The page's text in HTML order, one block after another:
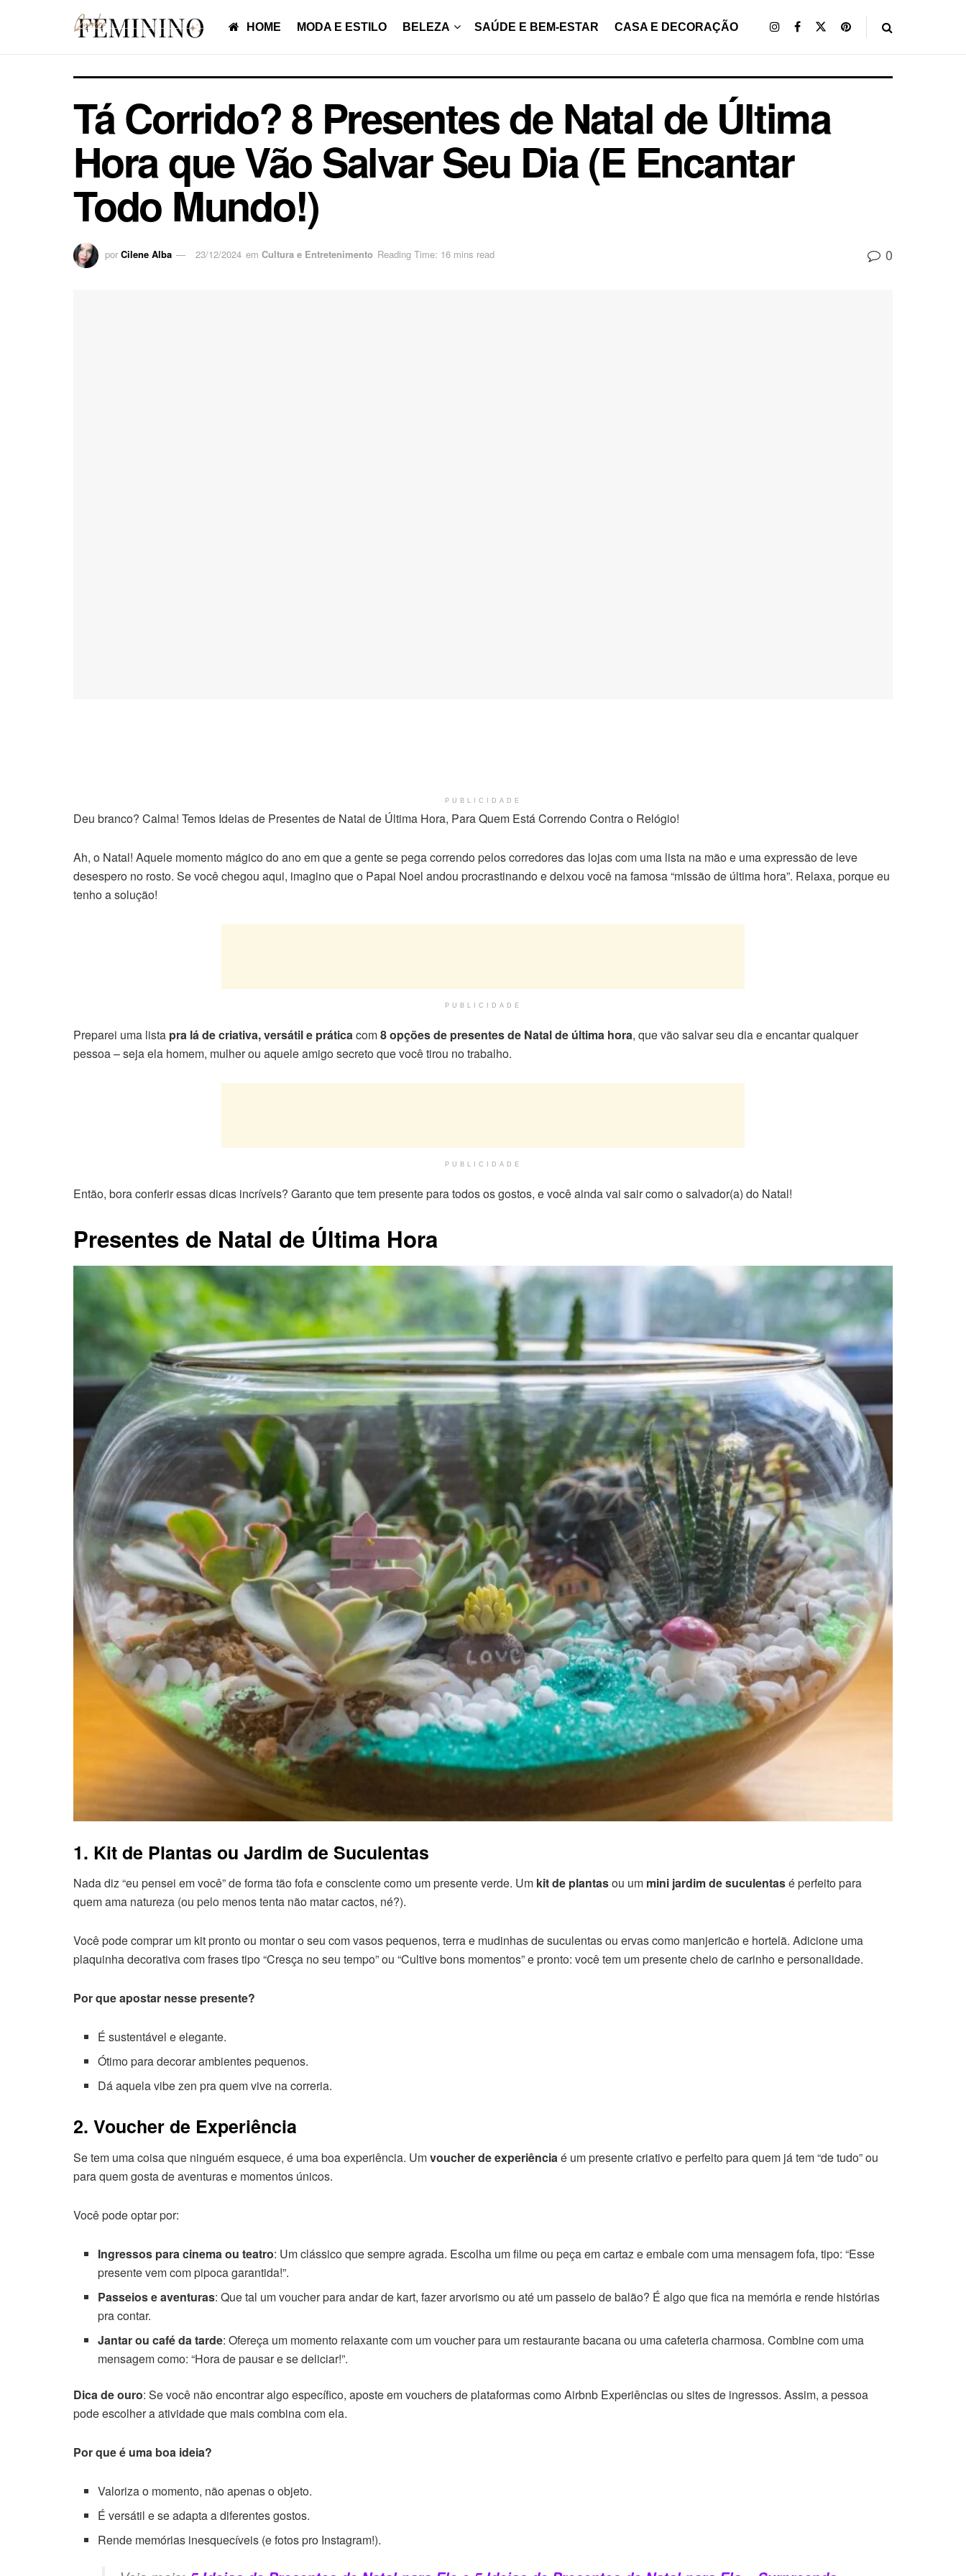
HOME MODA E ESTILO BELEZA SAÚDE E BEM-ESTAR CASA E DECORAÇÃO
Tá Corrido? 8 Presentes de Natal de Última
Hora que Vão Salvar Seu Dia (E Encantar
Todo Mundo!)
por Cilene Alba 23/12/2024 em Cultura e Entretenimento Reading Time: 16 mins read 0
PUBLICIDADE
Deu branco? Calma! Temos Ideias de Presentes de Natal de Última Hora, Para Quem Está Correndo Contra o Relógio!
Ah, o Natal! Aquele momento mágico do ano em que a gente se pega correndo pelos corredores das lojas com uma lista na mão e uma expressão de leve
desespero no rosto. Se você chegou aqui, imagino que o Papai Noel andou procrastinando e deixou você na famosa “missão de última hora”. Relaxa, porque eu
tenho a solução!
PUBLICIDADE
Preparei uma lista pra lá de criativa, versátil e práticacom8 opções de presentes de Natal de última hora, que vão salvar seu dia e encantar qualquer
pessoa – seja ela homem, mulher ou aquele amigo secreto que você tirou no trabalho.
PUBLICIDADE
Então, bora conferir essas dicas incríveis? Garanto que tem presente para todos os gostos, e você ainda vai sair como o salvador(a) do Natal!
Presentes de Natal de Última Hora
1. Kit de Plantas ou Jardim de Suculentas
Nada diz “eu pensei em você” de forma tão fofa e consciente como um presente verde. Um kit de plantasou um mini jardim de suculentasé perfeito para
quem ama natureza (ou pelo menos tenta não matar cactos, né?).
Você pode comprar um kit pronto ou montar o seu com vasos pequenos, terra e mudinhas de suculentas ou ervas como manjericão e hortelã. Adicione uma
plaquinha decorativa com frases tipo “Cresça no seu tempo” ou “Cultive bons momentos” e pronto: você tem um presente cheio de carinho e personalidade.
Por que apostar nesse presente?
É sustentável e elegante.
Ótimo para decorar ambientes pequenos.
Dá aquela vibe zen pra quem vive na correria.
2. Voucher de Experiência
Se tem uma coisa que ninguém esquece, é uma boa experiência. Umvoucher de experiênciaé um presente criativo e perfeito para quem já tem “de tudo” ou
para quem gosta de aventuras e momentos únicos.
Você pode optar por:
Ingressos para cinema ou teatro: Um clássico que sempre agrada. Escolha um filme ou peça em cartaz e embale com uma mensagem fofa, tipo: “Esse
presente vem com pipoca garantida!”.
Passeios e aventuras: Que tal um voucher para andar de kart, fazer arvorismo ou até um passeio de balão? É algo que fica na memória e rende histórias
pra contar.
Jantar ou café da tarde: Ofereça um momento relaxante com um voucher para um restaurante bacana ou uma cafeteria charmosa. Combine com uma
mensagem como: “Hora de pausar e se deliciar!”.
Dica de ouro: Se você não encontrar algo específico, aposte em vouchers de plataformas como Airbnb Experiências ou sites de ingressos. Assim, a pessoa
pode escolher a atividade que mais combina com ela.
Por que é uma boa ideia?
Valoriza o momento, não apenas o objeto.
É versátil e se adapta a diferentes gostos.
Rende memórias inesquecíveis (e fotos pro Instagram!).